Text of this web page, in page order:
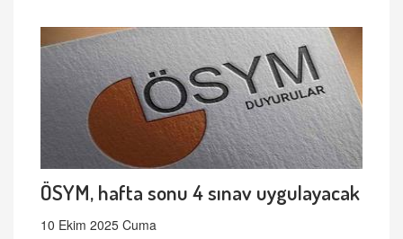
ÖSYM, hafta sonu 4 sınav uygulayacak
10 Ekim 2025 Cuma